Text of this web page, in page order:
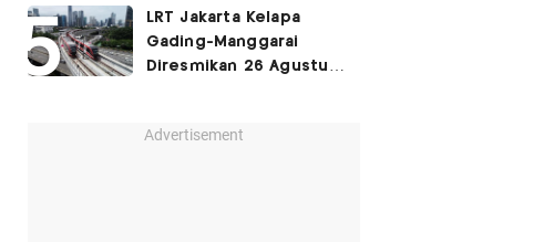
LRT Jakarta Kelapa
Gading-Manggarai
Diresmikan 26 Agustus
Advertisement